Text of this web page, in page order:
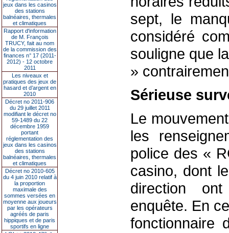
jeux dans les casinos
des stations
balnéaires, thermales
et climatiques
Rapport d'information
de M. François
TRUCY, fait au nom
de la commission des
finances n° 17 (2011-
2012) - 12 octobre
2011
Les niveaux et
pratiques des jeux de
hasard et d’argent en
2010
Décret no 2011-906
du 29 juillet 2011
modifiant le décret no
59-1489 du 22
décembre 1959
portant
réglementation des
jeux dans les casinos
des stations
balnéaires, thermales
et climatiques
Décret no 2010-605
du 4 juin 2010 relatif à
la proportion
maximale des
sommes versées en
moyenne aux joueurs
par les opérateurs
agréés de paris
hippiques et de paris
sportifs en ligne
sept, le
considéré
souligne que
»
Sérieuse
Le
les
police des «
casino, dont
direction
enquête. En
fonctionnaire